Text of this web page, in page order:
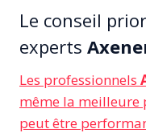
Le conseil
experts
Les professionnels
même la meilleure
peut être